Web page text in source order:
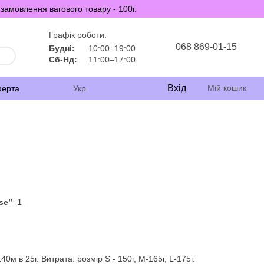
вагового товару - 100г.
Графік роботи:
Будні:
10:00–19:00
Сб-Нд:
11:00–17:00
068 869-01-15
Укр Вхід Мій кошик
в 25г. Витрата: розмір S - 150г, М-165г, L-175г.